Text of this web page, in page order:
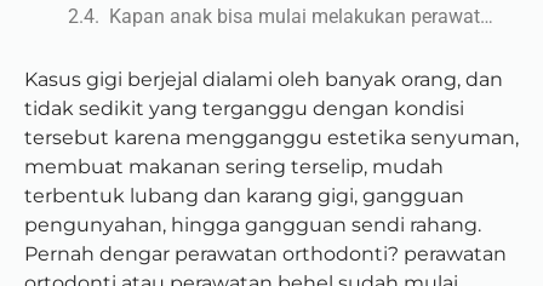
Kapan anak bisa mulai melakukan perawatan behel?
Kasus gigi berjejal dialami oleh banyak orang, dan
tidak sedikit yang terganggu dengan kondisi
tersebut karena mengganggu estetika senyuman,
membuat makanan sering terselip, mudah
terbentuk lubang dan karang gigi, gangguan
pengunyahan, hingga gangguan sendi rahang.
Pernah dengar perawatan orthodonti? perawatan